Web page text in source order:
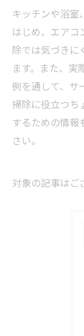
キッチンや浴室
はじめ、エアコ
除では気づきに
ます。また、実
例を通して、サ
掃除に役立つち
するための情報
さい。
対象の記事はご